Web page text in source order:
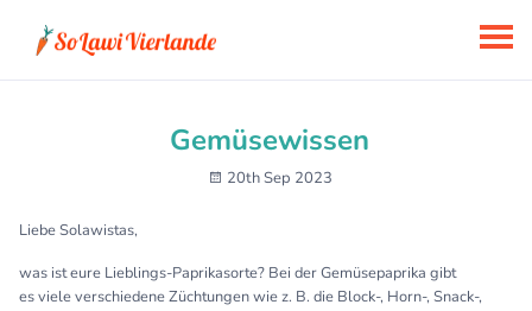
Gemüsewissen
20th Sep 2023
Liebe Solawistas,
was ist eure Lieblings-Paprikasorte? Bei der Gemüsepaprika gibt
es viele verschiedene Züchtungen wie z. B. die Block-, Horn-, Snack-,